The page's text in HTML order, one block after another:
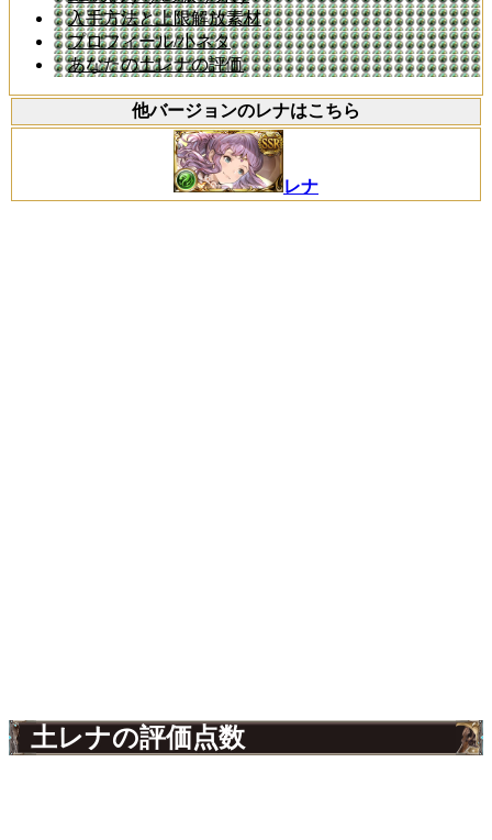
入手方法と上限解放素材
プロフィール/小ネタ
あなたの土レナの評価
他バージョンのレナはこちら
レナ
土レナの評価点数